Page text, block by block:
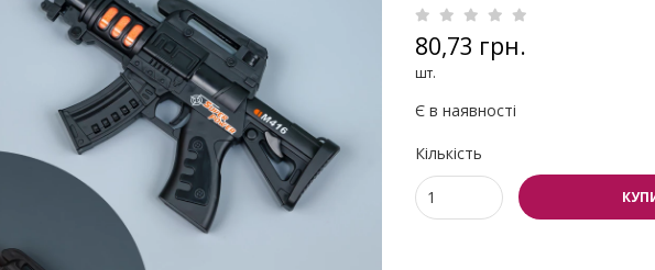
80,73 грн.
шт.
Є в наявності
Кількість